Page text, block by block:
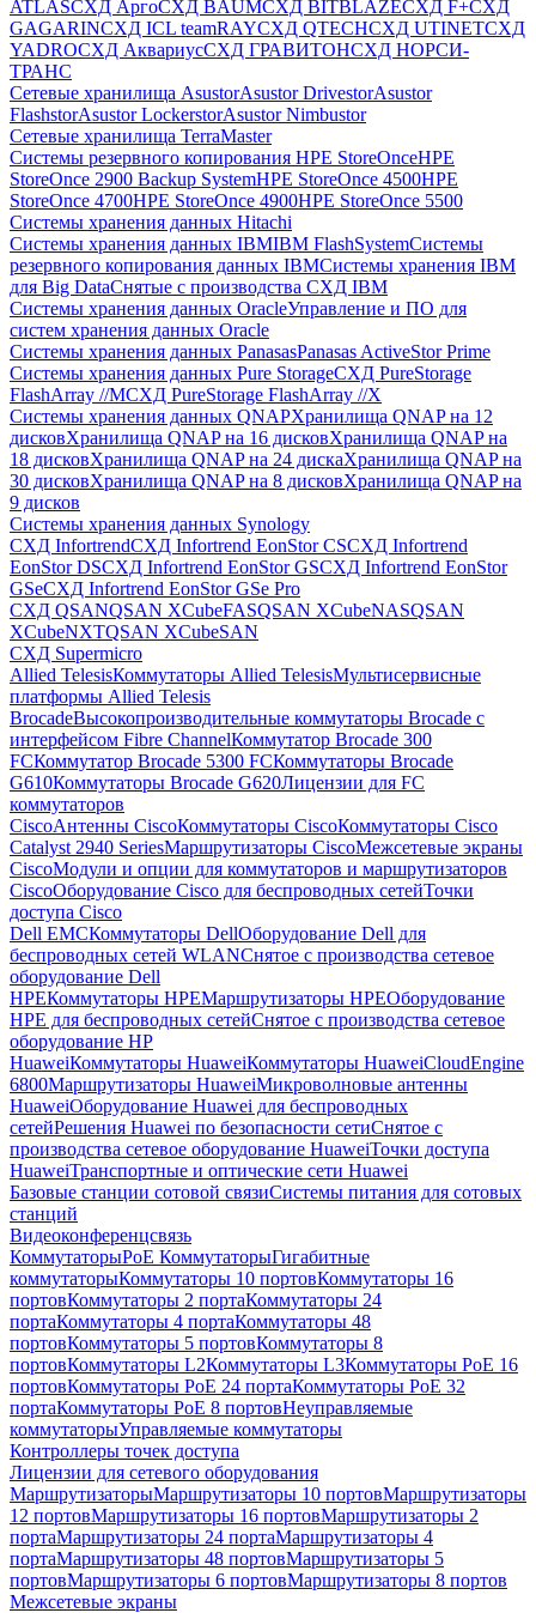
ATLASСХД AргоСХД BAUMСХД BITBLAZEСХД F+СХД
GAGARINСХД ICL teamRAYСХД QTECHСХД UTINETСХД
YADROСХД АквариусСХД ГРАВИТОНСХД НОРСИ-
ТРАНС
Сетевые хранилища AsustorAsustor DrivestorAsustor
FlashstorAsustor LockerstorAsustor Nimbustor
Сетевые хранилища TerraMaster
Системы резервного копирования HPE StoreOnceHPE
StoreOnce 2900 Backup SystemHPE StoreOnce 4500HPE
StoreOnce 4700HPE StoreOnce 4900HPE StoreOnce 5500
Системы хранения данных Hitachi
Системы хранения данных IBMIBM FlashSystemСистемы
резервного копирования данных IBMСистемы хранения IBM
для Big DataСнятые с производства СХД IBM
Системы хранения данных OracleУправление и ПО для
систем хранения данных Oracle
Системы хранения данных PanasasPanasas ActiveStor Prime
Системы хранения данных Pure StorageСХД PureStorage
FlashArray //MСХД PureStorage FlashArray //X
Системы хранения данных QNAPХранилища QNAP на 12
дисковХранилища QNAP на 16 дисковХранилища QNAP на
18 дисковХранилища QNAP на 24 дискаХранилища QNAP на
30 дисковХранилища QNAP на 8 дисковХранилища QNAP на
9 дисков
Системы хранения данных Synology
СХД InfortrendСХД Infortrend EonStor CSСХД Infortrend
EonStor DSСХД Infortrend EonStor GSСХД Infortrend EonStor
GSeСХД Infortrend EonStor GSe Pro
СХД QSANQSAN XCubeFASQSAN XCubeNASQSAN
XCubeNXTQSAN XCubeSAN
СХД Supermicro
Allied TelesisКоммутаторы Allied TelesisМультисервисные
платформы Allied Telesis
BrocadeВысокопроизводительные коммутаторы Brocade с
интерфейсом Fibre ChannelКоммутатор Brocade 300
FCКоммутатор Brocade 5300 FCКоммутаторы Brocade
G610Коммутаторы Brocade G620Лицензии для FC
коммутаторов
CiscoАнтенны CiscoКоммутаторы CiscoКоммутаторы Cisco
Catalyst 2940 SeriesМаршрутизаторы CiscoМежсетевые экраны
CiscoМодули и опции для коммутаторов и маршрутизаторов
CiscoОборудование Cisco для беспроводных сетейТочки
доступа Cisco
Dell EMCКоммутаторы DellОборудование Dell для
беспроводных сетей WLANСнятое с производства сетевое
оборудование Dell
HPEКоммутаторы HPEМаршрутизаторы HPEОборудование
HPE для беспроводных сетейСнятое с производства сетевое
оборудование HP
HuaweiКоммутаторы HuaweiКоммутаторы HuaweiCloudEngine
6800Маршрутизаторы HuaweiМикроволновые антенны
HuaweiОборудование Huawei для беспроводных
сетейРешения Huawei по безопасности сетиСнятое с
производства сетевое оборудование HuaweiТочки доступа
HuaweiТранспортные и оптические сети Huawei
Базовые станции сотовой связиСистемы питания для сотовых
станций
Видеоконференцсвязь
КоммутаторыPoE КоммутаторыГигабитные
коммутаторыКоммутаторы 10 портовКоммутаторы 16
портовКоммутаторы 2 портаКоммутаторы 24
портаКоммутаторы 4 портаКоммутаторы 48
портовКоммутаторы 5 портовКоммутаторы 8
портовКоммутаторы L2Коммутаторы L3Коммутаторы PoE 16
портовКоммутаторы PoE 24 портаКоммутаторы PoE 32
портаКоммутаторы PoE 8 портовНеуправляемые
коммутаторыУправляемые коммутаторы
Контроллеры точек доступа
Лицензии для сетевого оборудования
МаршрутизаторыМаршрутизаторы 10 портовМаршрутизаторы
12 портовМаршрутизаторы 16 портовМаршрутизаторы 2
портаМаршрутизаторы 24 портаМаршрутизаторы 4
портаМаршрутизаторы 48 портовМаршрутизаторы 5
портовМаршрутизаторы 6 портовМаршрутизаторы 8 портов
Межсетевые экраны